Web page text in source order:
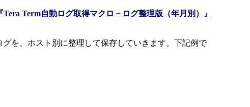
『Tera Term自動ログ取得マクロ－ログ整理版（年月別）』
を、ホスト別に整理して保存していきます。下記例で